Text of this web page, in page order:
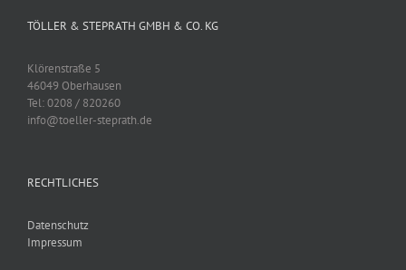
TÖLLER & STEPRATH GMBH & CO. KG
Klörenstraße 5
46049 Oberhausen
Tel: 0208 / 820260
info@toeller-steprath.de
RECHTLICHES
Datenschutz
Impressum